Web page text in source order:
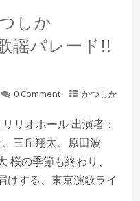
しか
謡パレード!!
0 Comment かつしか
リオホール 出演者：
三丘翔太、原田波
桜の季節も終わり、
けする、東京演歌ライ